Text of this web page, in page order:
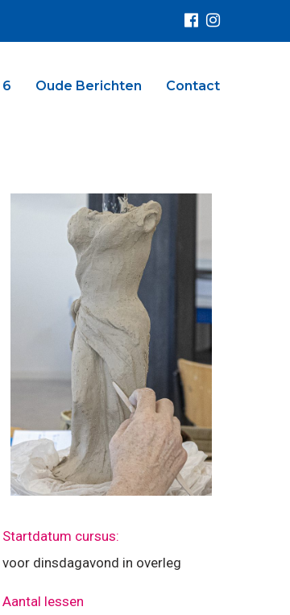
Oude Berichten Contact
Startdatum cursus:
voor dinsdagavond in overleg
Aantal lessen